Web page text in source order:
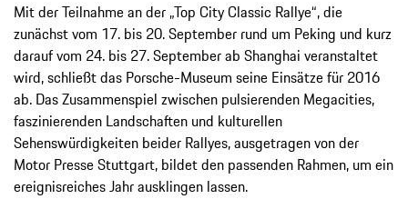
Mit der Teilnahme an der „Top City Classic Rallye“, die
zunächst vom 17. bis 20. September rund um Peking und kurz
darauf vom 24. bis 27. September ab Shanghai veranstaltet
wird, schließt das Porsche-Museum seine Einsätze für 2016
ab. Das Zusammenspiel zwischen pulsierenden Megacities,
faszinierenden Landschaften und kulturellen
Sehenswürdigkeiten beider Rallyes, ausgetragen von der
Motor Presse Stuttgart, bildet den passenden Rahmen, um ein
ereignisreiches Jahr ausklingen lassen.